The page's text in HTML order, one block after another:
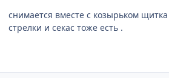
снимается вместе с козырьком щитка
стрелки и секас тоже есть .